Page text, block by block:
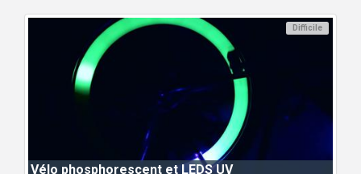
Difficile
Vélo phosphorescent et LEDS UV